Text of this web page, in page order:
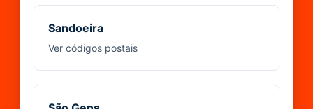
Sandoeira
Ver códigos postais